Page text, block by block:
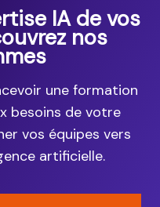
IA de vos
nos
une formation
besoins de votre
vos équipes vers
artificielle.